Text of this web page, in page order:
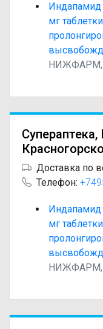
мг
НИЖФАРМ,
Доставка по
Телефон:
мг
НИЖФАРМ,